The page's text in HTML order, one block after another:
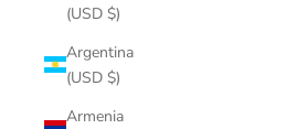
(USD $)
Argentina
(USD $)
Armenia